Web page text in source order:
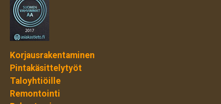
Korjausrakentaminen
Pintakäsittelytyöt
Taloyhtiöille
Remontointi